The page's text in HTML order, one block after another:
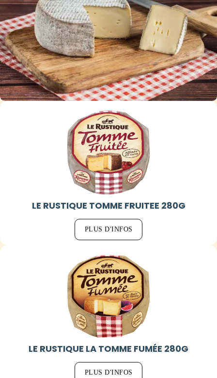
LE RUSTIQUE TOMME FRUITEE 280G
PLUS D'INFOS
LE RUSTIQUE LA TOMME FUMÉE 280G
PLUS D'INFOS